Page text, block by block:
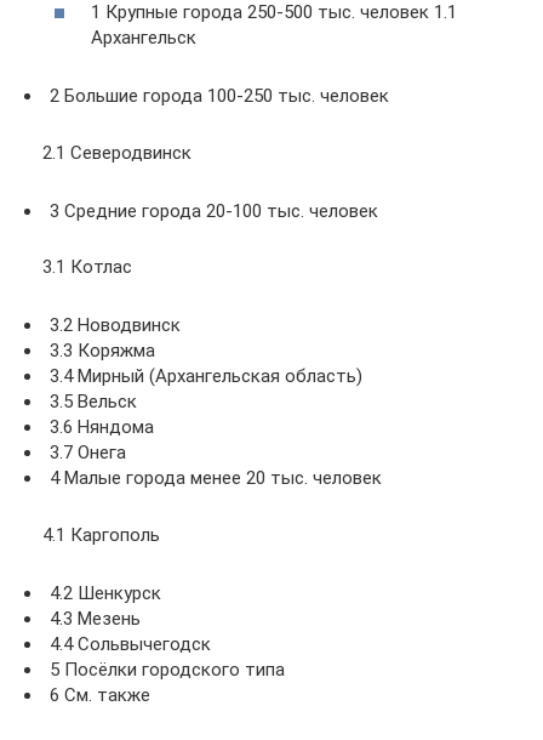
1 Крупные города 250-500 тыс. человек 1.1
Архангельск
2 Большие города 100-250 тыс. человек
2.1 Северодвинск
3 Средние города 20-100 тыс. человек
3.1 Котлас
3.2 Новодвинск
3.3 Коряжма
3.4 Мирный (Архангельская область)
3.5 Вельск
3.6 Няндома
3.7 Онега
4 Малые города менее 20 тыс. человек
4.1 Каргополь
4.2 Шенкурск
4.3 Мезень
4.4 Сольвычегодск
5 Посёлки городского типа
6 См. также